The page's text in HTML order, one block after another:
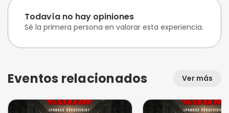
Todavía no hay opiniones
Sé la primera persona en valorar esta experiencia.
Eventos relacionados Ver más